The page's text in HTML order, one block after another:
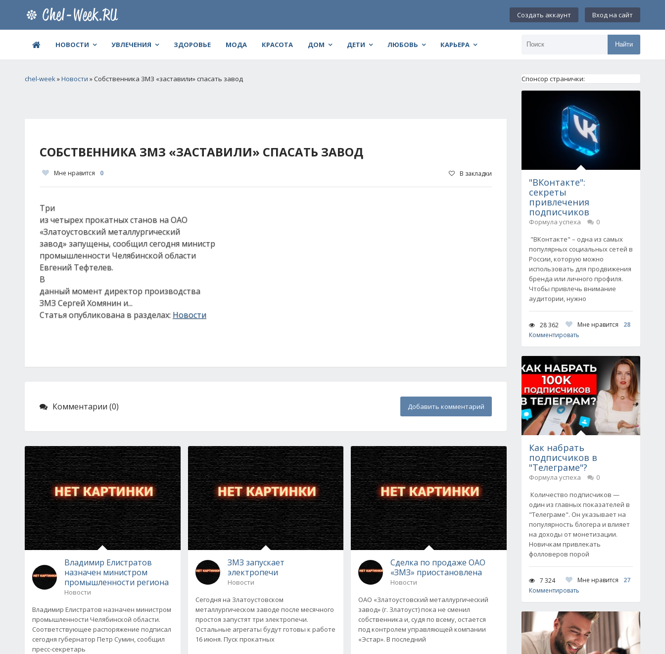
Создать аккаунт Вход на сайт
НОВОСТИ УВЛЕЧЕНИЯ ЗДОРОВЬЕ МОДА КРАСОТА ДОМ ДЕТИ ЛЮБОВЬ КАРЬЕРА Найти
chel-week»Новости » Собственника ЗМЗ «заставили» спасать завод
СОБСТВЕННИКА ЗМЗ «ЗАСТАВИЛИ» СПАСАТЬ ЗАВОД
Мне нравится 0 В закладки
Три
из четырех прокатных станов на ОАО
«Златоустовский металлургический
завод» запущены, сообщил сегодня министр
промышленности Челябинской области
Евгений Тефтелев.
В
данный момент директор производства
ЗМЗ Сергей Хомянин и...
Статья опубликована в разделах: Новости
Комментарии (0) Добавить комментарий
Владимир Елистратов
назначен министром
промышленности региона
Новости
Владимир Елистратов назначен министром
промышленности Челябинской области.
Соответствующее распоряжение подписал
сегодня губернатор Петр Сумин, сообщил
пресс-секретарь
ЗМЗ запускает
электропечи
Новости
Сегодня на Златоустовском
металлургическом заводе после месячного
простоя запустят три электропечи.
Остальные агрегаты будут готовы к работе
16 июня. Пуск прокатных
Сделка по продаже ОАО
«ЗМЗ» приостановлена
Новости
ОАО «Златоустовский металлургический
завод» (г. Златоуст) пока не сменил
собственника и, судя по всему, остается
под контролем управляющей компании
«Эстар». В последний
Спонсор странички:
"ВКонтакте":
секреты
привлечения
подписчиков
Формула успеха
0
"ВКонтакте" – одна из самых
популярных социальных сетей в
России, которую можно
использовать для продвижения
бренда или личного профиля.
Чтобы привлечь внимание
аудитории, нужно
28 362 Мне нравится
28
Комментировать
Как набрать
подписчиков в
"Телеграме"?
Формула успеха
0
Количество подписчиков —
один из главных показателей в
"Телеграме". Он указывает на
популярность блогера и влияет
на доходы от монетизации.
Новичкам привлекать
фолловеров порой
7 324 Мне нравится
27
Комментировать